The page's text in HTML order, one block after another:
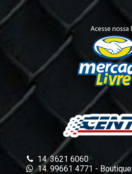
14. 3621 6060
14. 99661 4771 - Boutique